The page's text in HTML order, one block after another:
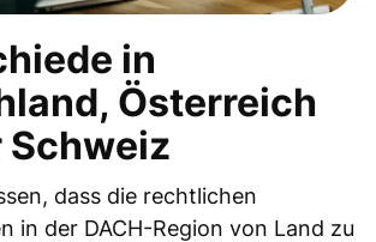
in
Österreich
Schweiz
dass die rechtlichen
in der DACH-Region von Land zu